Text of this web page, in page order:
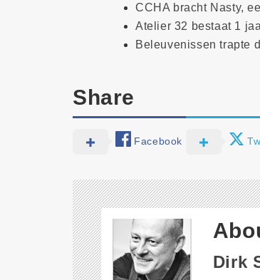
CCHA bracht Nasty,
Atelier 32 bestaat 1
Beleuvenissen trapte
Share
Facebook
Dirk